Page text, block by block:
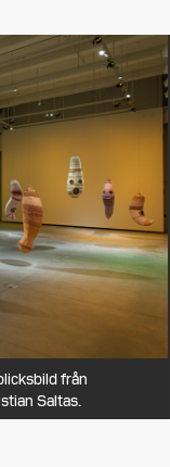
från
Saltas.